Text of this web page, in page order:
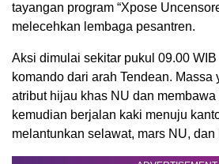
tayangan program “Xpose
melecehkan lembaga pesantren.
Aksi dimulai sekitar pukul 09.00
komando dari arah Tendean. Massa
atribut hijau khas NU dan
kemudian berjalan kaki menuju
melantunkan selawat, mars NU,